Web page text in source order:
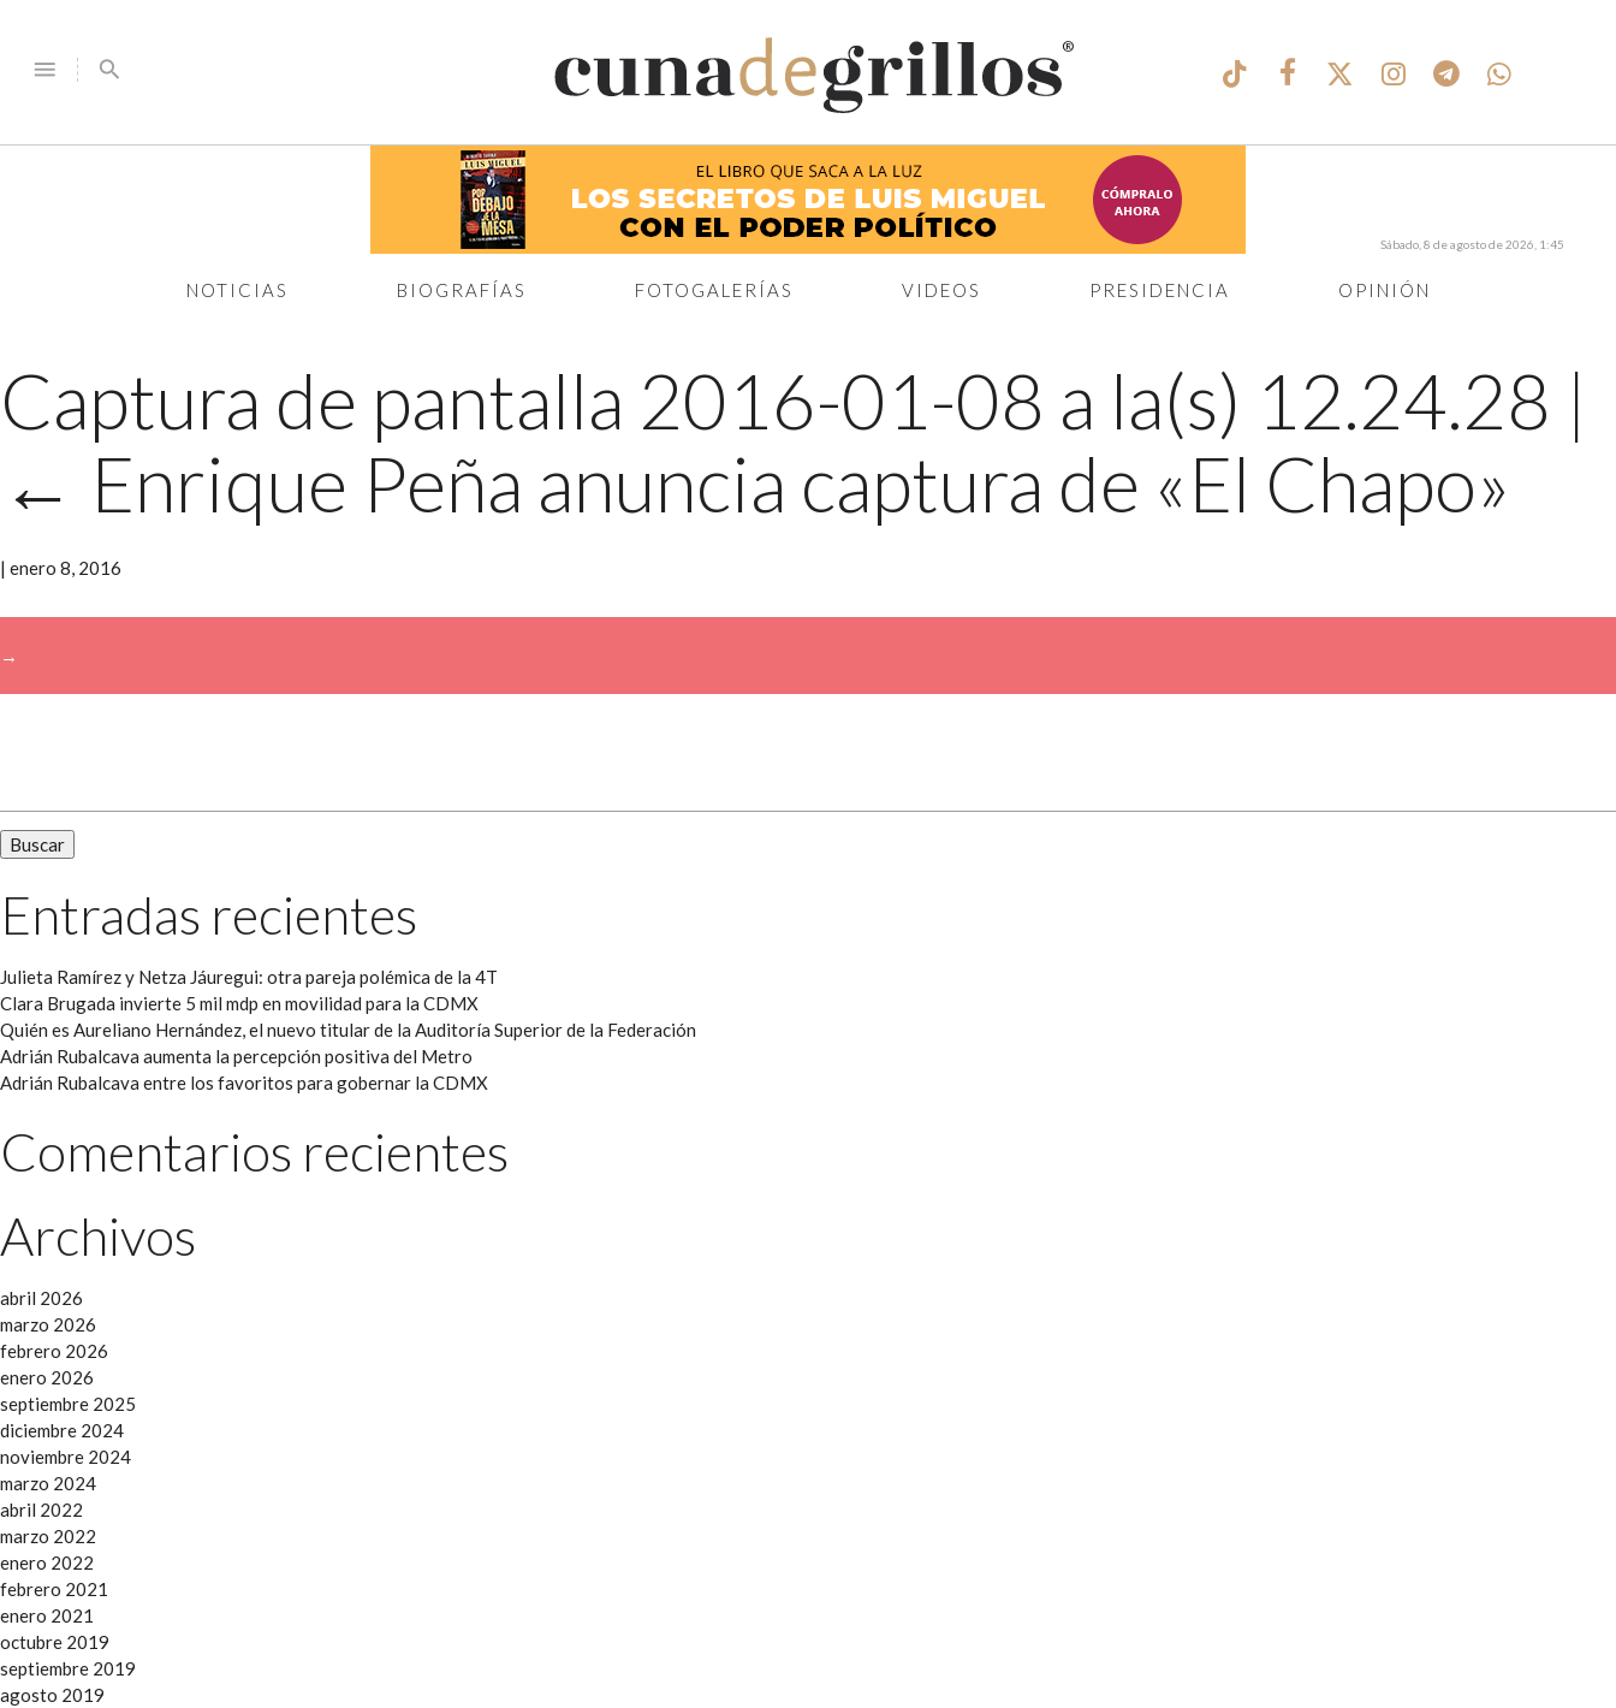
menu search
®
NOTICIAS BIOGRAFÍAS FOTOGALERÍAS VIDEOS PRESIDENCIA OPINIÓN
Sábado, 8 de agosto de 2026, 1:45
Captura de pantalla 2016-01-08 a la(s) 12.24.28 |
← Enrique Peña anuncia captura de «El Chapo»
| enero 8, 2016
→
Entradas recientes
Julieta Ramírez y Netza Jáuregui: otra pareja polémica de la 4T
Clara Brugada invierte 5 mil mdp en movilidad para la CDMX
Quién es Aureliano Hernández, el nuevo titular de la Auditoría Superior de la Federación
Adrián Rubalcava aumenta la percepción positiva del Metro
Adrián Rubalcava entre los favoritos para gobernar la CDMX
Comentarios recientes
Archivos
abril 2026
marzo 2026
febrero 2026
enero 2026
septiembre 2025
diciembre 2024
noviembre 2024
marzo 2024
abril 2022
marzo 2022
enero 2022
febrero 2021
enero 2021
octubre 2019
septiembre 2019
agosto 2019